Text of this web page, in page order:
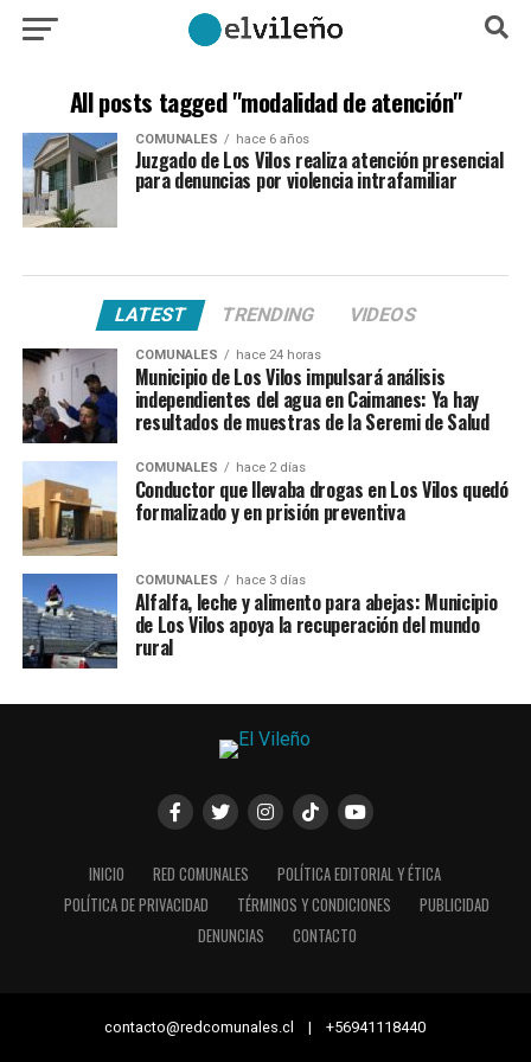
All posts tagged "modalidad de atención"
COMUNALES hace 6 años
Juzgado de Los Vilos realiza atención presencial
para denuncias por violencia intrafamiliar
LATEST TRENDING VIDEOS
COMUNALES hace 24 horas
Municipio de Los Vilos impulsará análisis
independientes del agua en Caimanes: Ya hay
resultados de muestras de la Seremi de Salud
COMUNALES hace 2 días
Conductor que llevaba drogas en Los Vilos quedó
formalizado y en prisión preventiva
COMUNALES hace 3 días
Alfalfa, leche y alimento para abejas: Municipio
de Los Vilos apoya la recuperación del mundo
rural
INICIO RED COMUNALES
POLÍTICA EDITORIAL Y ÉTICA
POLÍTICA DE PRIVACIDAD
TÉRMINOS Y CONDICIONES
PUBLICIDAD
DENUNCIAS
CONTACTO
contacto@redcomunales.cl | +56941118440